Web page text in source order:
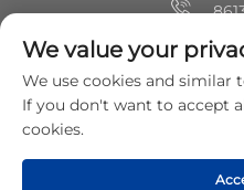
+86 (0)
Huquqlar hammasi saqlangan
We value your
We use cookies and similar
If you don't want to accept
cookies.